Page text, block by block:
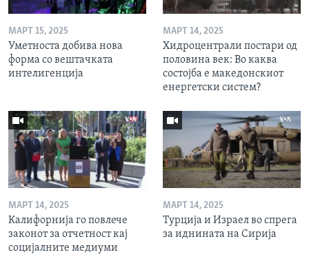
МАРТ 15, 2025
Уметноста добива нова
форма со вештачката
интелигенција
МАРТ 14, 2025
Хидроцентрали постари од
половина век: Во каква
состојба е македонскиот
енергетски систем?
МАРТ 14, 2025
Калифорнија го повлече
законот за отчетност кај
социјалните медиуми
МАРТ 14, 2025
Турција и Израел во спрега
за иднината на Сирија